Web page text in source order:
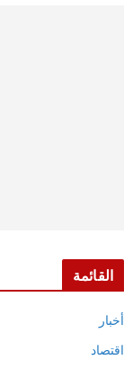
القائمة
أخبار
اقتصاد